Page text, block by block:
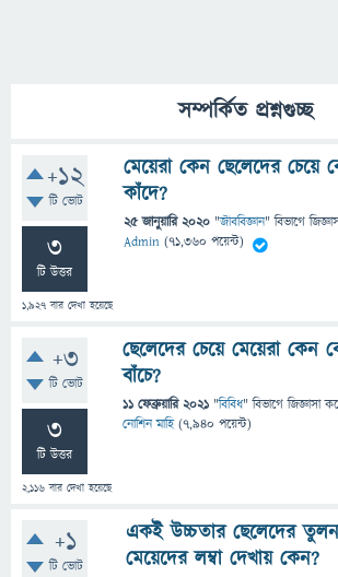
সম্পর্কিত প্রশ্নগুচ্ছ
+12
টি ভোট
3
টি উত্তর
1,927 বার দেখা হয়েছে
মেয়েরা কেন ছেলেদের চেয়ে
কাঁদে?
25 জানুয়ারি 2020 "জীববিজ্ঞান" বিভাগে
Admin (71,360 পয়েন্ট)
+3
টি ভোট
3
টি উত্তর
2,116 বার দেখা হয়েছে
ছেলেদের চেয়ে মেয়েরা কেন
বাঁচে?
11 ফেব্রুয়ারি 2021 "বিবিধ" বিভাগে জিজ্ঞাসা
নোশিন মাহি (7,940 পয়েন্ট)
+1
টি ভোট
একই উচ্চতার ছেলেদের
মেয়েদের লম্বা দেখায় কেন?